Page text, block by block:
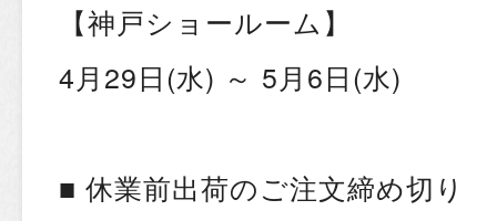
【神戸ショールーム】
4月29日(水) ～ 5月6日(水)
■ 休業前出荷のご注文締め切り